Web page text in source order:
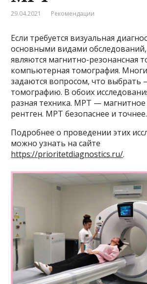
29.04.2021 Рекомендации
Если требуется визуальная
основными видами
являются магнитно-резонансная
компьютерная томография.
задаются вопросом, что
томографию. В обоих
разная техника. МРТ —
рентген. МРТ безопаснее и точнее.
Подробнее о проведении этих
можно узнать на сайте
https://prioritetdiagnostics.ru/.